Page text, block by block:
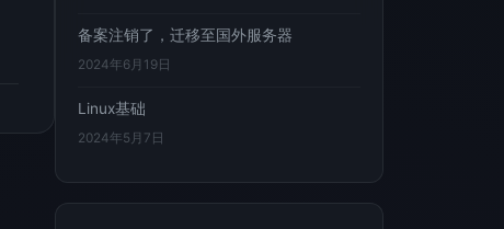
备案注销了，迁移至国外服务器
2024年6月19日
Linux基础
2024年5月7日